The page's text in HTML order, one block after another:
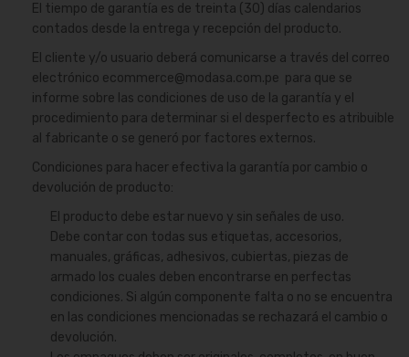
El tiempo de garantía es de treinta (30) días calendarios
contados desde la entrega y recepción del producto.
El cliente y/o usuario deberá comunicarse a través del correo
electrónico ecommerce@modasa.com.pe para que se
informe sobre las condiciones de uso de la garantía y el
procedimiento para determinar si el desperfecto es atribuible
al fabricante o se generó por factores externos.
Condiciones para hacer efectiva la garantía por cambio o
devolución de producto:
El producto debe estar nuevo y sin señales de uso.
Debe contar con todas sus etiquetas, accesorios,
manuales, gráficas, adhesivos, cubiertas, piezas de
armado los cuales deben encontrarse en perfectas
condiciones. Si algún componente falta o no se encuentra
en las condiciones mencionadas se rechazará el cambio o
devolución.